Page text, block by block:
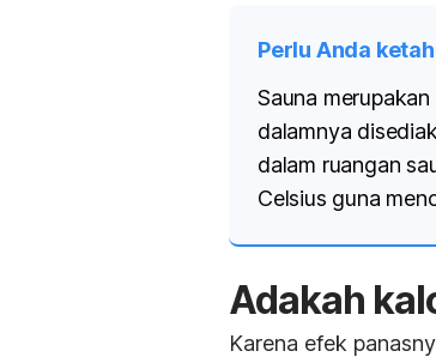
Perlu Anda
Sauna
dalamnya
dalam ruangan
Celsius guna
Adakah
Karena efek